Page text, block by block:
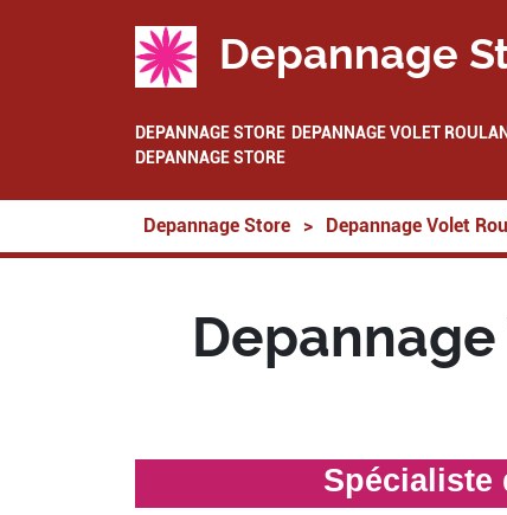
Depannage
DEPANNAGE STORE DEPANNAGE VOLET
DEPANNAGE STORE
Depannage Store > Depannage Volet
Spécialiste